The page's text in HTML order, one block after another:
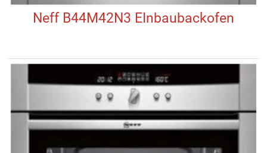
Neff B44M42N3 EInbaubackofen